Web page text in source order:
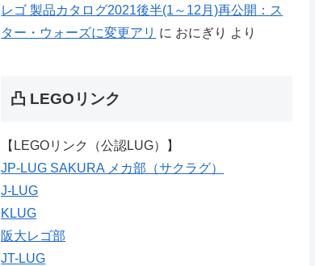
レゴ 製品カタログ2021後半(1～12月)再公開：ス
ター・ウォーズに変更アリ に おにぎり より
凸 LEGOリンク
【LEGOリンク（公認LUG）】
JP-LUG SAKURA メカ部（サクラグ）
J-LUG
KLUG
阪大レゴ部
JT-LUG